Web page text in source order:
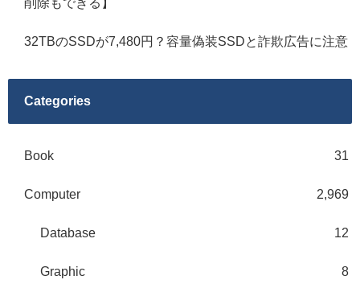
32TBのSSDが7,480円？容量偽装SSDと詐欺広告に注意
Categories
Book 31
Computer 2,969
Database 12
Graphic 8